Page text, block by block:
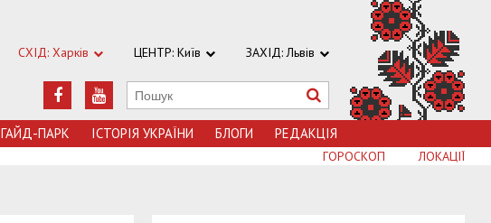
СХІД: Харків ЦЕНТР: Київ ЗАХІД: Львів
ГАЙД-ПАРК ІСТОРІЯ УКРАЇНИ БЛОГИ РЕДАКЦІЯ
ЛОКАЦІЇ
ГОРОСКОП